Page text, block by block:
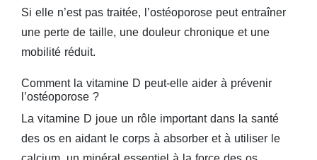
Si elle n’est pas traitée, l’ostéoporose peut entraîner
une perte de taille, une douleur chronique et une
mobilité réduit.
Comment la vitamine D peut-elle aider à prévenir
l’ostéoporose ?
La vitamine D joue un rôle important dans la santé
des os en aidant le corps à absorber et à utiliser le